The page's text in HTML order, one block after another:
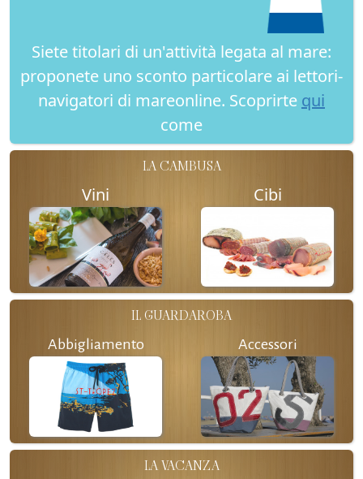
Siete titolari di un'attività legata al mare:
proponete uno sconto particolare ai lettori-
navigatori di mareonline. Scoprirte qui
come
LA CAMBUSA
Vini Cibi
IL GUARDAROBA
Abbigliamento Accessori
LA VACANZA